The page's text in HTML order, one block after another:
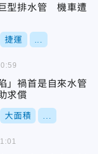
型排水管 機車遭
捷運
」禍首是自來水管
求償
大面積